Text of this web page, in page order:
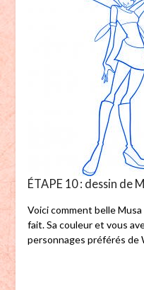
ÉTAPE 10 : dessin de
Voici comment belle
fait. Sa couleur et vous
personnages préférés de